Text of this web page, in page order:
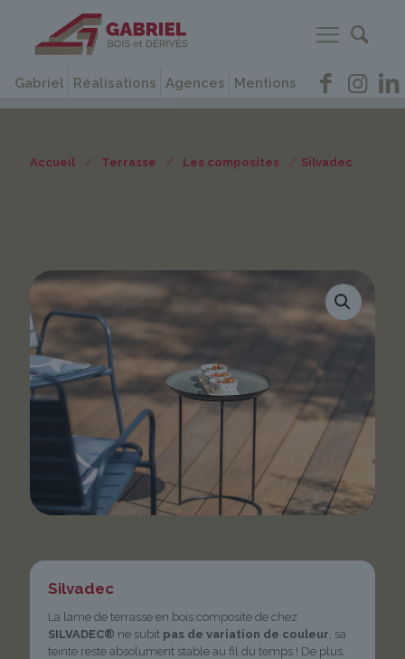
Gabriel Réalisations Agences Mentions
Accueil / Terrasse / Les composites / Silvadec
Silvadec
La lame de terrasse en bois composite de chez
SILVADEC® ne subit pas de variation de couleur , sa
teinte reste absolument stable au fil du temps ! De plus,